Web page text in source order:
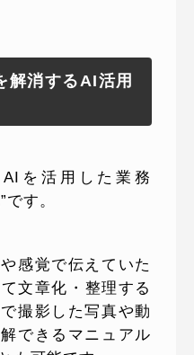
解消するAI活用
を活用した業務
す。
感覚で伝えていた
文章化・整理する
撮影した写真や動
できるマニュアル